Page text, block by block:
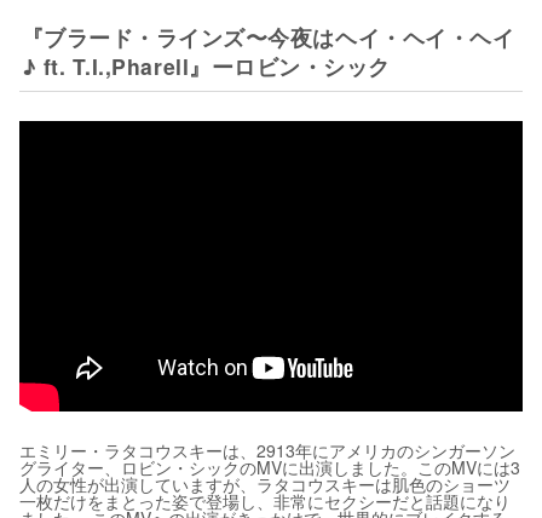
『ブラード・ラインズ〜今夜はヘイ・ヘイ・ヘイ
♪ ft. T.I.,Pharell』ーロビン・シック
エミリー・ラタコウスキーは、2913年にアメリカのシンガーソン
グライター、ロビン・シックのMVに出演しました。このMVには3
人の女性が出演していますが、ラタコウスキーは肌色のショーツ
一枚だけをまとった姿で登場し、非常にセクシーだと話題になり